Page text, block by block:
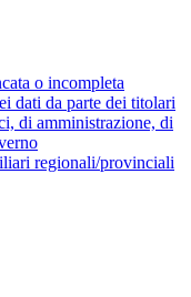
o incompleta
dati da parte dei titolari
di amministrazione, di
regionali/provinciali